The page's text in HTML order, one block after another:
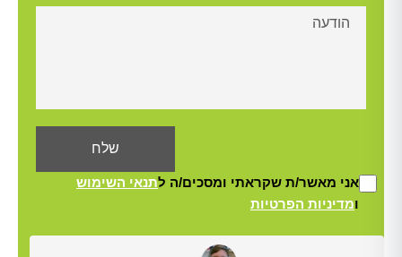
אני מאשר/ת שקראתי ומסכים/ה לתנאי השימוש
ומדיניות הפרטיות